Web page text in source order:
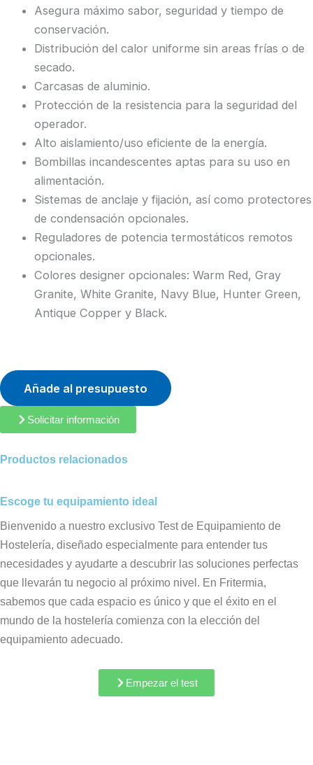
Asegura máximo sabor, seguridad y tiempo de
conservación.
Distribución del calor uniforme sin areas frías o de
secado.
Carcasas de aluminio.
Protección de la resistencia para la seguridad del
operador.
Alto aislamiento/uso eficiente de la energía.
Bombillas incandescentes aptas para su uso en
alimentación.
Sistemas de anclaje y fijación, así como protectores
de condensación opcionales.
Reguladores de potencia termostáticos remotos
opcionales.
Colores designer opcionales: Warm Red, Gray
Granite, White Granite, Navy Blue, Hunter Green,
Antique Copper y Black.
Añade al presupuesto
Solicitar información
Productos relacionados
Escoge tu equipamiento ideal
Bienvenido a nuestro exclusivo Test de Equipamiento de
Hostelería, diseñado especialmente para entender tus
necesidades y ayudarte a descubrir las soluciones perfectas
que llevarán tu negocio al próximo nivel. En Fritermia,
sabemos que cada espacio es único y que el éxito en el
mundo de la hostelería comienza con la elección del
equipamiento adecuado.
Empezar el test